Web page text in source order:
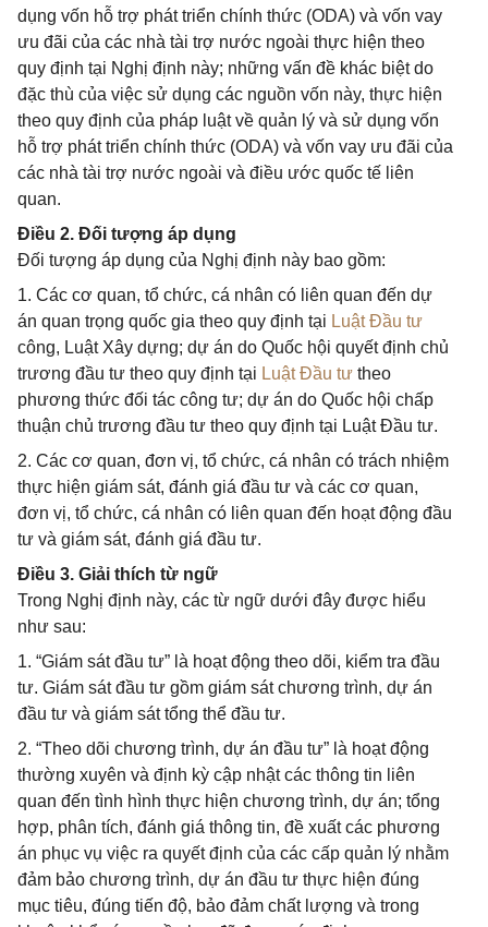
dụng vốn hỗ trợ phát triển chính thức (ODA) và vốn vay
ưu đãi của các nhà tài trợ nước ngoài thực hiện theo
quy định tại Nghị định này; những vấn đề khác biệt do
đặc thù của việc sử dụng các nguồn vốn này, thực hiện
theo quy định của pháp luật về quản lý và sử dụng vốn
hỗ trợ phát triển chính thức (ODA) và vốn vay ưu đãi của
các nhà tài trợ nước ngoài và điều ước quốc tế liên
quan.
Điều 2. Đối tượng áp dụng
Đối tượng áp dụng của Nghị định này bao gồm:
1. Các cơ quan, tổ chức, cá nhân có liên quan đến dự
án quan trọng quốc gia theo quy định tại Luật Đầu tư
công, Luật Xây dựng; dự án do Quốc hội quyết định chủ
trương đầu tư theo quy định tại Luật Đầu tư theo
phương thức đối tác công tư; dự án do Quốc hội chấp
thuận chủ trương đầu tư theo quy định tại Luật Đầu tư.
2. Các cơ quan, đơn vị, tổ chức, cá nhân có trách nhiệm
thực hiện giám sát, đánh giá đầu tư và các cơ quan,
đơn vị, tổ chức, cá nhân có liên quan đến hoạt động đầu
tư và giám sát, đánh giá đầu tư.
Điều 3. Giải thích từ ngữ
Trong Nghị định này, các từ ngữ dưới đây được hiểu
như sau:
1. “Giám sát đầu tư” là hoạt động theo dõi, kiểm tra đầu
tư. Giám sát đầu tư gồm giám sát chương trình, dự án
đầu tư và giám sát tổng thể đầu tư.
2. “Theo dõi chương trình, dự án đầu tư” là hoạt động
thường xuyên và định kỳ cập nhật các thông tin liên
quan đến tình hình thực hiện chương trình, dự án; tổng
hợp, phân tích, đánh giá thông tin, đề xuất các phương
án phục vụ việc ra quyết định của các cấp quản lý nhằm
đảm bảo chương trình, dự án đầu tư thực hiện đúng
mục tiêu, đúng tiến độ, bảo đảm chất lượng và trong